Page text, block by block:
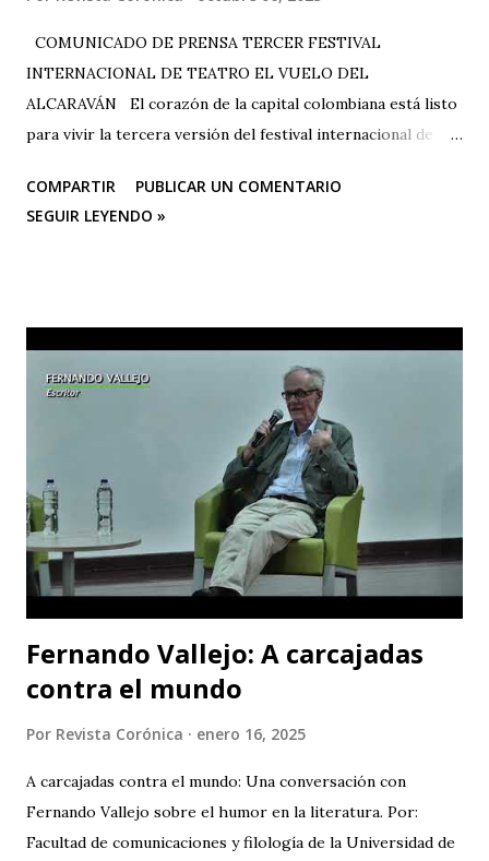
COMUNICADO DE PRENSA TERCER FESTIVAL
INTERNACIONAL DE TEATRO EL VUELO DEL
ALCARAVÁN El corazón de la capital colombiana está listo
para vivir la tercera versión del festival internacional de
de octubre del 2025 en el Corredor Cultural Del Centro
Comercial Los Ángeles, dónde actualmente se han
Galponcito De Umbral- Correo De Voz Teatro , Candela
Teatro y CASA TEA -Teatro Estudio Alcaraván- este último,
organizador del festival. Teatro Estudio Alcaraván, las
salas del corredor cultural, los grupos y artistas
participantes les hacen una cordial invitación al público
capitalino y a los espectadores del arte y la cultura en la
ciudad (y fuera de ella) para que asistan a la tercera versión
de este festival internacional de teatro que este año les ...
COMPARTIR
PUBLICAR UN COMENTARIO
SEGUIR LEYENDO »
Fernando Vallejo: A carcajadas
contra el mundo
Por Revista Corónica enero 16, 2025
A carcajadas contra el mundo: Una conversación con
Fernando Vallejo sobre el humor en la literatura. Por:
Facultad de comunicaciones y filología de la Universidad de